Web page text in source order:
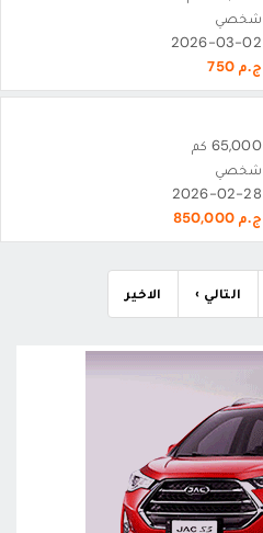
شخصي
2026-03-02
ج.م 750
65,000 كم
شخصي
2026-02-28
ج.م 850,000
التالي › الاخير